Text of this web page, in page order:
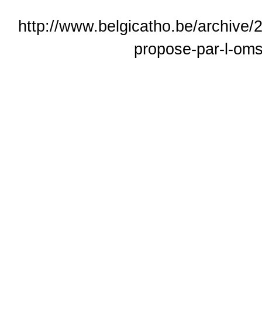
http://www.belgicatho.be/
propose-par-l-